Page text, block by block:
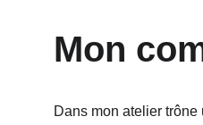
Mon
Dans mon atelier